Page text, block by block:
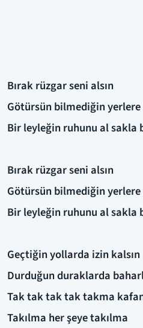
Bırak rüzgar seni alsın
Götürsün bilmediğin yerlere
Bir leyleğin ruhunu al sakla
Bırak rüzgar seni alsın
Götürsün bilmediğin yerlere
Bir leyleğin ruhunu al sakla
Geçtiğin yollarda izin kalsın
Durduğun duraklarda
Tak tak tak tak takma
Takılma her şeye takılma